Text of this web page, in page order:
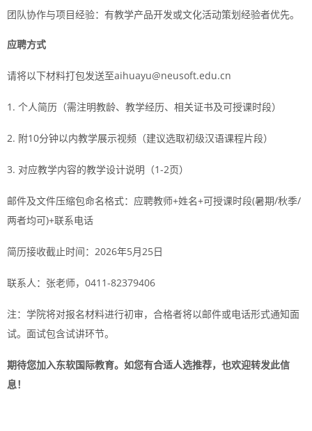
团队协作与项目经验：有教学产品开发或文化活动策划经验者优先。
应聘方式
请将以下材料打包发送至aihuayu@neusoft.edu.cn
1. 个人简历（需注明教龄、教学经历、相关证书及可授课时段）
2. 附10分钟以内教学展示视频（建议选取初级汉语课程片段）
3. 对应教学内容的教学设计说明（1-2页）
邮件及文件压缩包命名格式：应聘教师+姓名+可授课时段(暑期/秋季/
两者均可)+联系电话
简历接收截止时间：2026年5月25日
联系人：张老师，0411-82379406
注：学院将对报名材料进行初审，合格者将以邮件或电话形式通知面
试。面试包含试讲环节。
期待您加入东软国际教育。如您有合适人选推荐，也欢迎转发此信
息！